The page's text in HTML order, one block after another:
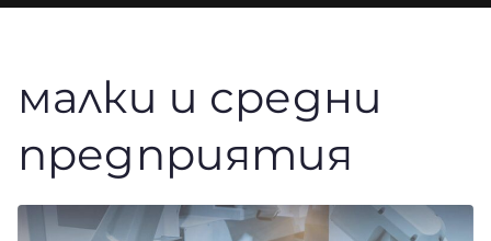
малки и средни
предприятия